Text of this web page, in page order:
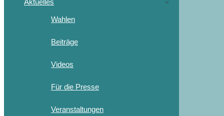
Wahlen
Beiträge
Videos
Für die Presse
Veranstaltungen